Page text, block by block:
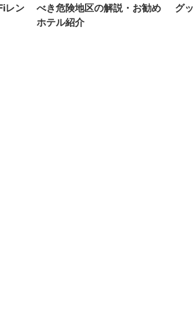
レン
べき危険地区の解説・お勧め
ホテル紹介
グ